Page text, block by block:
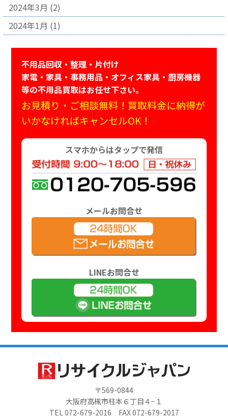
2024年3月 (2)
2024年1月 (1)
不用品回収・整理・片付け
家電・家具・事務用品・オフィス家具・厨房機器
等の不用品買取はお任せ下さい。
お見積り・ご相談無料！買取料金に納得が
いかなければキャンセルOK！
スマホからはタップで発信
メールお問合せ
LINEお問合せ
〒569-0844
大阪府高槻市柱本６丁目４−１
TEL 072-679-2016 FAX 072-679-2017